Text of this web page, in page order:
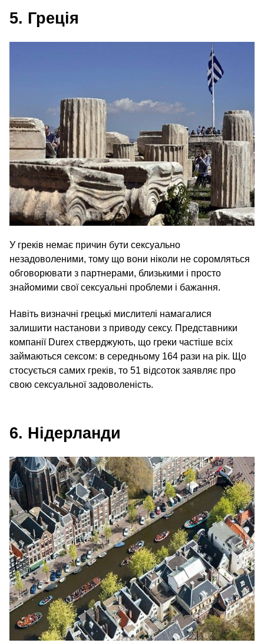
5. Греція
У греків немає причин бути сексуально
незадоволеними, тому що вони ніколи не соромляться
обговорювати з партнерами, близькими і просто
знайомими свої сексуальні проблеми і бажання.
Навіть визначні грецькі мислителі намагалися
залишити настанови з приводу сексу. Представники
компанії Durex стверджують, що греки частіше всіх
займаються сексом: в середньому 164 рази на рік. Що
стосується самих греків, то 51 відсоток заявляє про
свою сексуальної задоволеність.
6. Нідерланди